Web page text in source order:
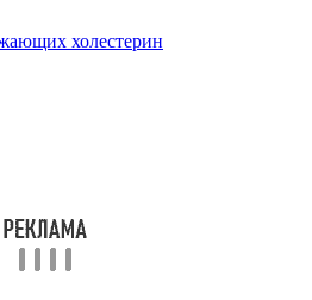
холестерин